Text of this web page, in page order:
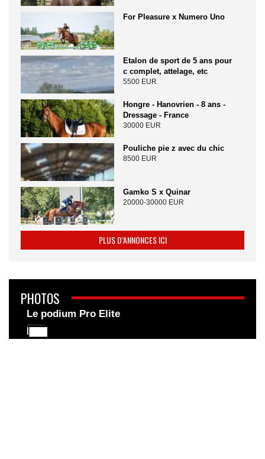
For Pleasure x Numero Uno
Etalon de sport de 5 ans pour
c complet, attelage, etc
5500 EUR
Hongre - Hanovrien - 8 ans -
Dressage - France
30000 EUR
Pouliche pie z avec du chic
8500 EUR
Gamko S x Quinar
20000-30000 EUR
PLUS D’ANNONCES ICI
PHOTOS
Le podium Pro Elite